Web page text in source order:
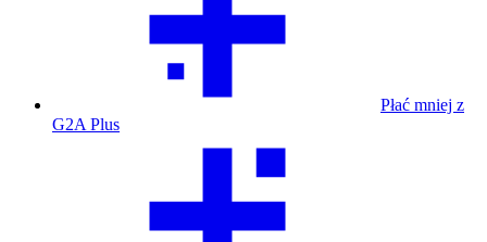
Płać mniej z
G2A Plus